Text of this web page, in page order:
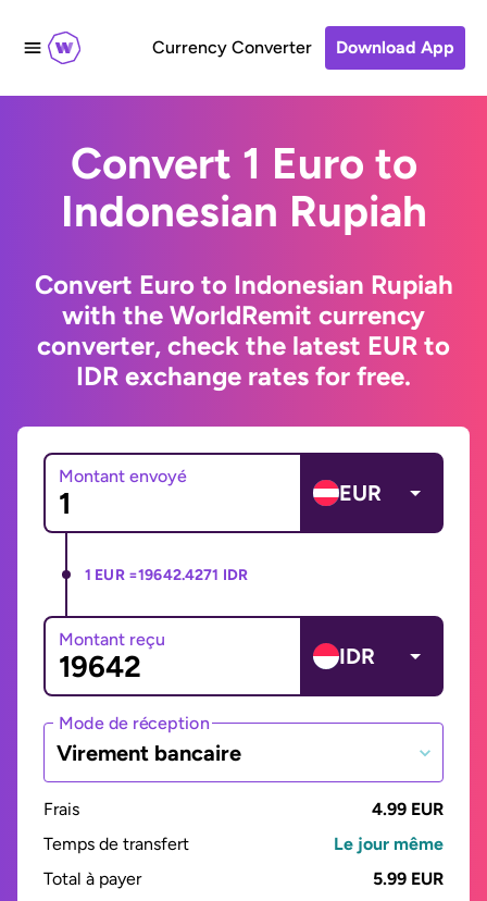
Currency Converter Download App
Convert 1 Euro to
Indonesian Rupiah
Convert Euro to Indonesian Rupiah
with the WorldRemit currency
converter, check the latest EUR to
IDR exchange rates for free.
Montant envoyé
EUR
1 EUR =19642.4271 IDR
Montant reçu
IDR
Mode de réception
Virement bancaire
Frais
4.99 EUR
Temps de transfert
Le jour même
Total à payer
5.99 EUR